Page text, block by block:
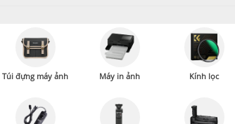
Túi đựng máy ảnh Máy in ảnh Kính lọc